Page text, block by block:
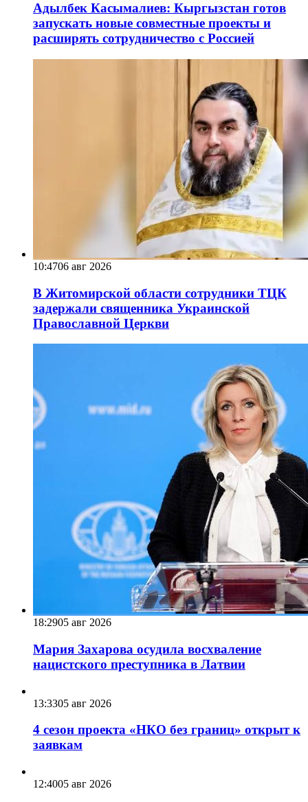
Адылбек Касымалиев: Кыргызстан готов
запускать новые совместные проекты и
расширять сотрудничество с Россией
10:4706 авг 2026
В Житомирской области сотрудники ТЦК
задержали священника Украинской
Православной Церкви
18:2905 авг 2026
Мария Захарова осудила восхваление
нацистского преступника в Латвии
13:3305 авг 2026
4 сезон проекта «НКО без границ» открыт к
заявкам
12:4005 авг 2026